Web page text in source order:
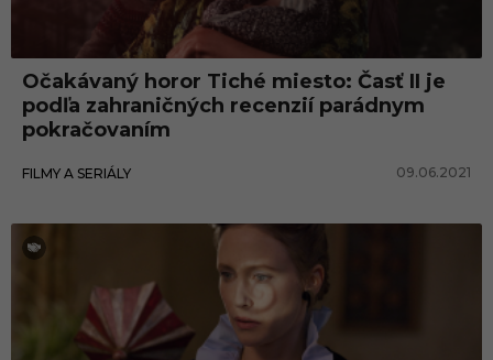
r
y
Očakávaný horor Tiché miesto: Časť II je
podľa zahraničných recenzií parádnym
pokračovaním
FILMY A SERIÁLY 09.06.2021